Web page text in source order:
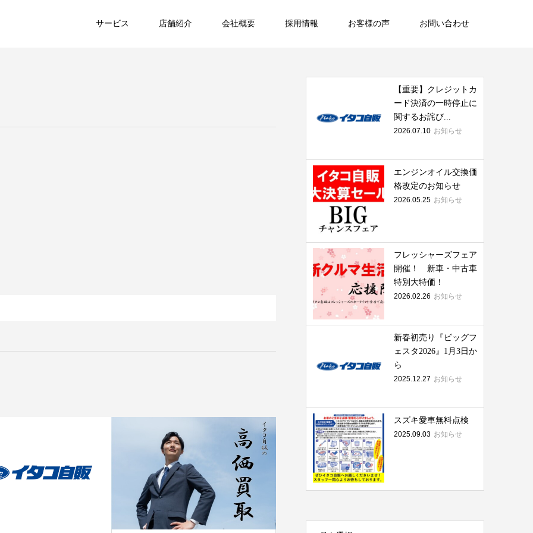
サービス 店舗紹介 会社概要 採用情報 お客様の声 お問い合わせ
【重要】クレジットカ
ード決済の一時停止に
関するお詫び...
2026.07.10 お知らせ
エンジンオイル交換価
格改定のお知らせ
2026.05.25 お知らせ
フレッシャーズフェア
開催！ 新車・中古車
特別大特価！
2026.02.26 お知らせ
新春初売り『ビッグフ
ェスタ2026』1月3日か
ら
2025.12.27 お知らせ
スズキ愛車無料点検
2025.09.03 お知らせ